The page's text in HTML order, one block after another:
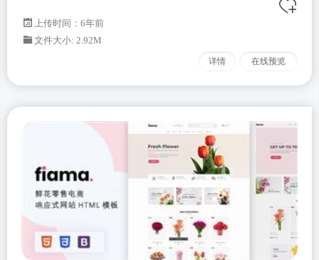
上传时间：6年前
文件大小: 2.92M
详情 在线预览